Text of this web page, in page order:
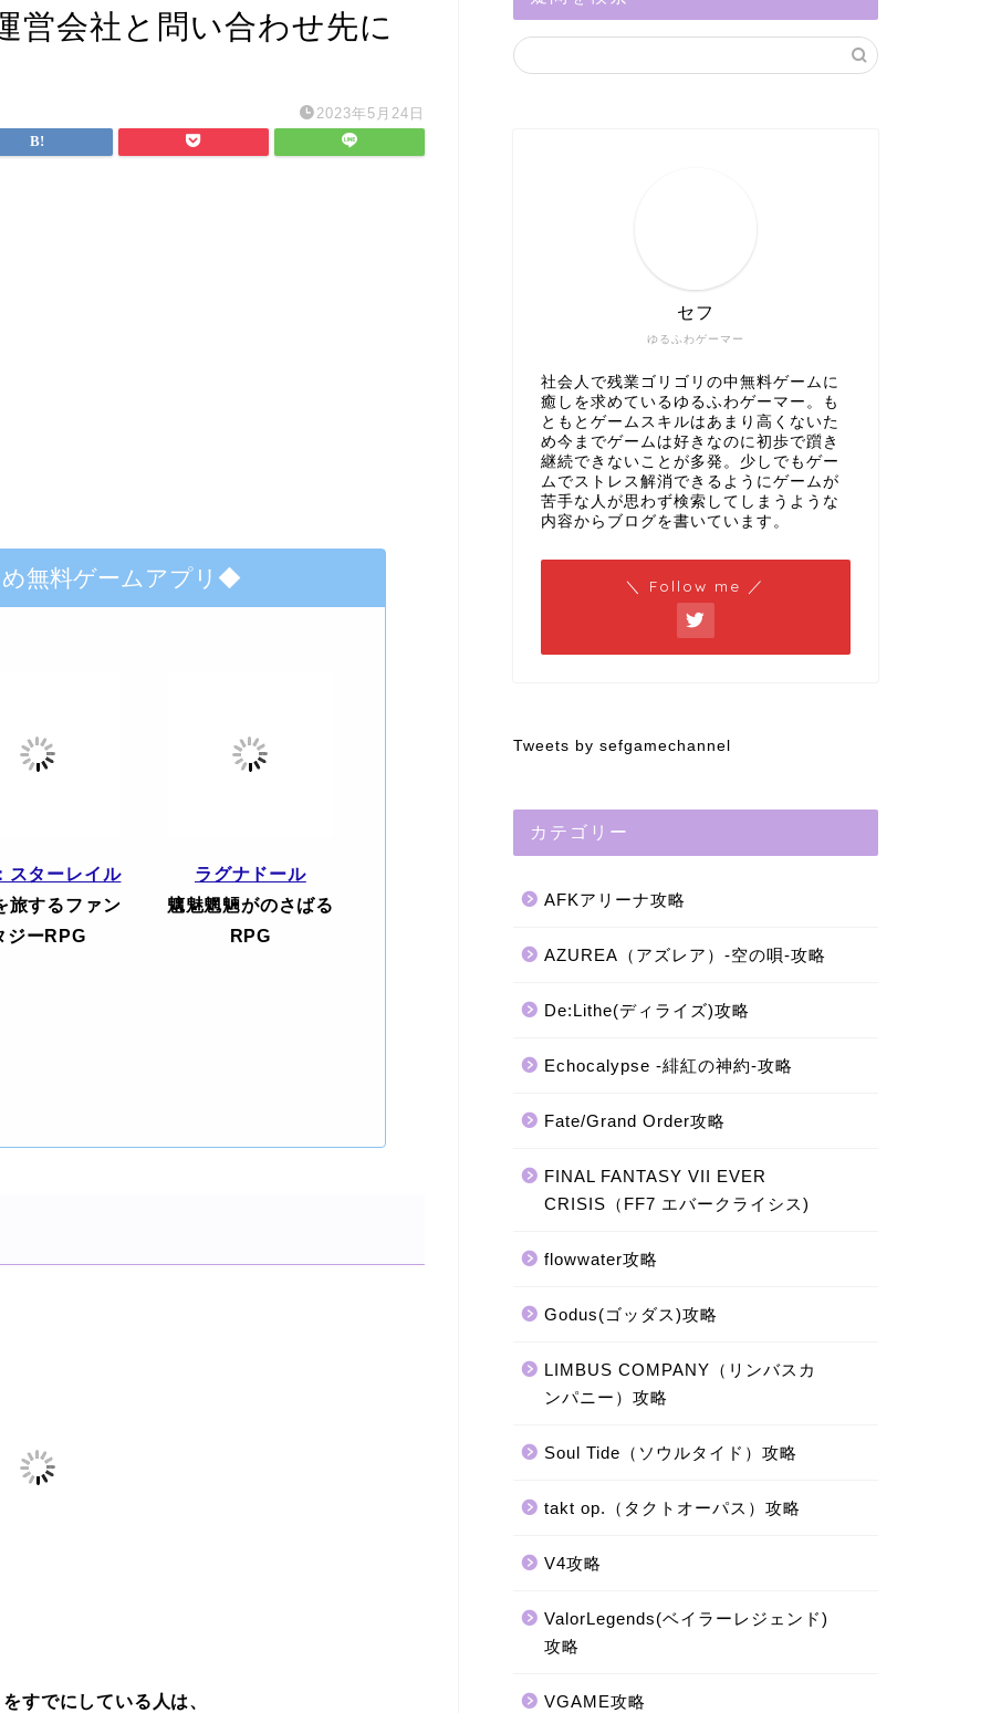
営会社と問い合わせ先に
2023年5月24日
無料ゲームアプリ◆
スターレイル
旅するファン
ジーRPG
ラグナドール
魑魅魍魎がのさばる
RPG
すでにしている人は、
ゆるふわゲーマー
セフ
社会人で残業ゴリゴリの中無料ゲームに
癒しを求めているゆるふわゲーマー。も
ともとゲームスキルはあまり高くないた
め今までゲームは好きなのに初歩で躓き
継続できないことが多発。少しでもゲー
ムでストレス解消できるようにゲームが
苦手な人が思わず検索してしまうような
内容からブログを書いています。
＼ Follow me ／
Tweets by sefgamechannel
カテゴリー
AFKアリーナ攻略
AZUREA（アズレア）-空の唄-攻略
De:Lithe(ディライズ)攻略
Echocalypse -緋紅の神約-攻略
Fate/Grand Order攻略
FINAL FANTASY VII EVER
CRISIS（FF7 エバークライシス)
flowwater攻略
Godus(ゴッダス)攻略
LIMBUS COMPANY（リンバスカ
ンパニー）攻略
Soul Tide（ソウルタイド）攻略
takt op.（タクトオーパス）攻略
V4攻略
ValorLegends(ベイラーレジェンド)
攻略
VGAME攻略